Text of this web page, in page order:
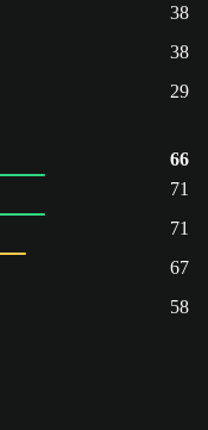
38
38
29
66
71
71
67
58